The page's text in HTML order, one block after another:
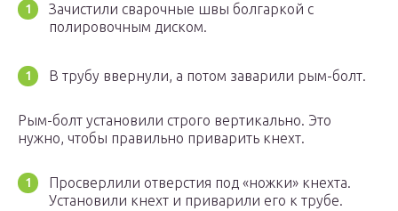
Зачистили сварочные швы болгаркой с
полировочным диском.
В трубу ввернули, а потом заварили рым-болт.
Рым-болт установили строго вертикально. Это
нужно, чтобы правильно приварить кнехт.
Просверлили отверстия под «ножки» кнехта.
Установили кнехт и приварили его к трубе.